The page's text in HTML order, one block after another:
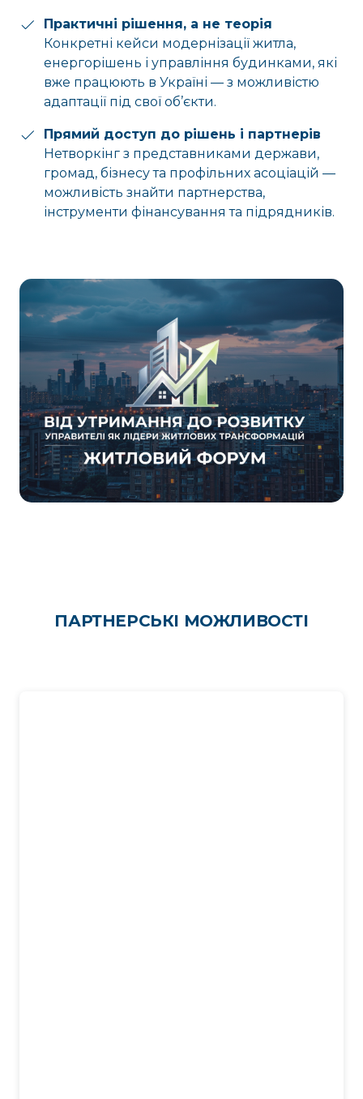
Практичні рішення, а не теорія
Конкретні кейси модернізації житла,
енергорішень і управління будинками, які
вже працюють в Україні — з можливістю
адаптації під свої об’єкти.
Прямий доступ до рішень і партнерів
Нетворкінг з представниками держави,
громад, бізнесу та профільних асоціацій —
можливість знайти партнерства,
інструменти фінансування та підрядників.
ПАРТНЕРСЬКІ МОЖЛИВОСТІ